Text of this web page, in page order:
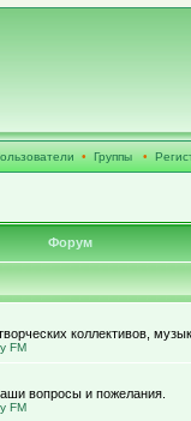
• Группы •
Форум
коллективов,
FM
вопросы и пожелания.
FM